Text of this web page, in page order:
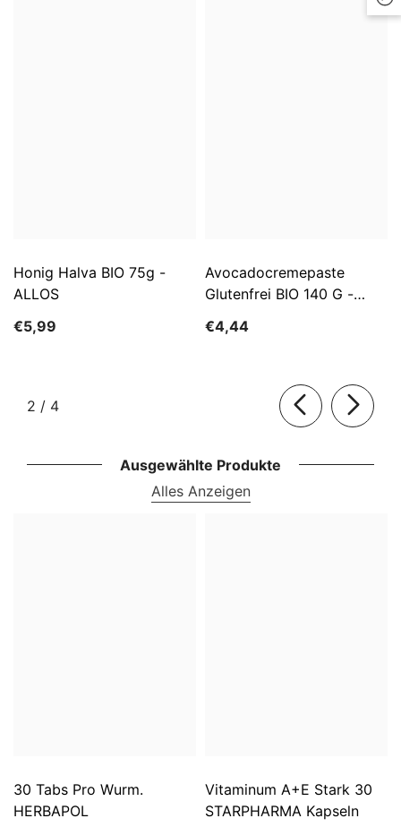
Honig Halva BIO 75g -
ALLOS
€5,99
Avocadocremepaste
Glutenfrei BIO 140 G -
€4,44
2 / von
4
Ausgewählte Produkte
Alles Anzeigen
30 Tabs Pro Wurm.
HERBAPOL
Vitaminum A+E Stark 30
STARPHARMA Kapseln